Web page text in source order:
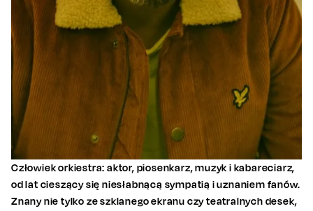
Człowiek orkiestra: aktor, piosenkarz, muzyk i kabareciarz,
od lat cieszący się niesłabnącą sympatią i uznaniem fanów.
Znany nie tylko ze szklanego ekranu czy teatralnych desek,